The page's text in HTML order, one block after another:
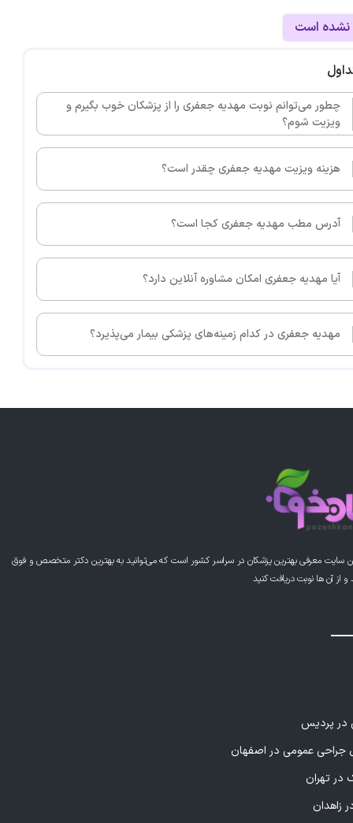
نشده است
چطور می‌توانم نوبت مهدیه جعفری را از پزشکان خوب بگیرم و
ویزیت شوم؟
هزینه ویزیت مهدیه جعفری چقدر است؟
آدرس مطب مهدیه جعفری کجا است؟
آیا مهدیه جعفری امکان مشاوره آنلاین دارد؟
مهدیه جعفری در کدام زمینه‌های پزشکی بیمار می‌پذیرد؟
سایت معرفی بهترین پزشکان در سراسر کشور است که می‌توانید به بهترین دکتر متخصص و فوق
آن ها نوبت دریافت کنید
در پردیس
عمومی در اصفهان
در تهران
زاهدان